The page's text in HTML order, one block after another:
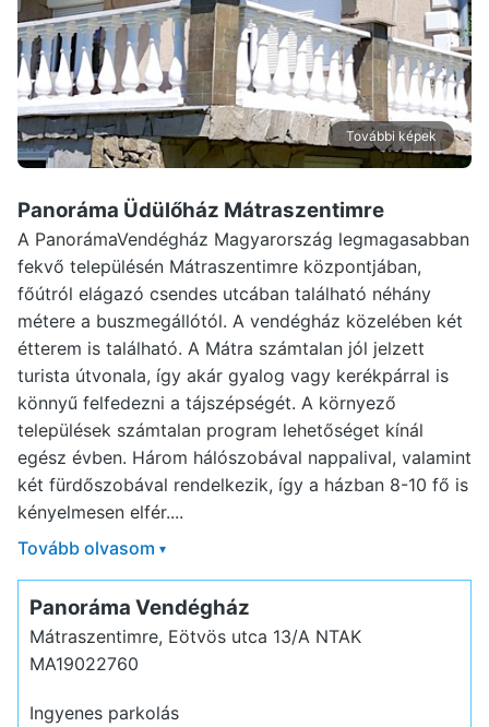
További képek
Panoráma Üdülőház Mátraszentimre
A PanorámaVendégház Magyarország legmagasabban
fekvő településén Mátraszentimre központjában,
főútról elágazó csendes utcában található néhány
métere a buszmegállótól. A vendégház közelében két
étterem is található. A Mátra számtalan jól jelzett
turista útvonala, így akár gyalog vagy kerékpárral is
könnyű felfedezni a tájszépségét. A környező
települések számtalan program lehetőséget kínál
egész évben. Három hálószobával nappalival, valamint
két fürdőszobával rendelkezik, így a házban 8-10 fő is
kényelmesen elfér....
Tovább olvasom ▾
Panoráma Vendégház
Mátraszentimre, Eötvös utca 13/A NTAK
MA19022760
Ingyenes parkolás